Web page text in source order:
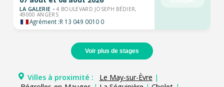
LA GALERIE -4 BOULEVARD JOSEPH BÉDIER,
49000 ANGERS
Agrément :R 13 049 0010 0
Voir plus de stages
Villes à proximité : Le May-sur-Èvre |